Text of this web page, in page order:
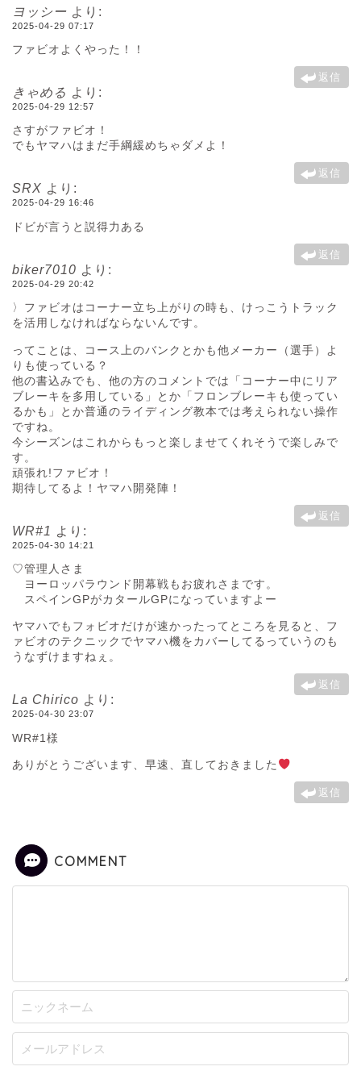
ヨッシー より:
2025-04-29 07:17
ファビオよくやった！！
返信
きゃめる より:
2025-04-29 12:57
さすがファビオ！
でもヤマハはまだ手綱緩めちゃダメよ！
返信
SRX より:
2025-04-29 16:46
ドビが言うと説得力ある
返信
biker7010 より:
2025-04-29 20:42
〉ファビオはコーナー立ち上がりの時も、けっこうトラック
を活用しなければならないんです。
ってことは、コース上のバンクとかも他メーカー（選手）よ
りも使っている？
他の書込みでも、他の方のコメントでは「コーナー中にリア
ブレーキを多用している」とか「フロンブレーキも使ってい
るかも」とか普通のライディング教本では考えられない操作
ですね。
今シーズンはこれからもっと楽しませてくれそうで楽しみで
す。
頑張れ!ファビオ！
期待してるよ！ヤマハ開発陣！
返信
WR#1 より:
2025-04-30 14:21
♡管理人さま
ヨーロッパラウンド開幕戦もお疲れさまです。
スペインGPがカタールGPになっていますよー
ヤマハでもフォビオだけが速かったってところを見ると、フ
ァビオのテクニックでヤマハ機をカバーしてるっていうのも
うなずけますねぇ。
返信
La Chirico より:
2025-04-30 23:07
WR#1様
ありがとうございます、早速、直しておきました
返信
COMMENT